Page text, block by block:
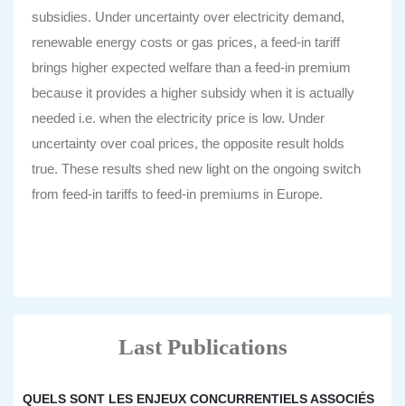
subsidies. Under uncertainty over electricity demand,
renewable energy costs or gas prices, a feed-in tariff
brings higher expected welfare than a feed-in premium
because it provides a higher subsidy when it is actually
needed i.e. when the electricity price is low. Under
uncertainty over coal prices, the opposite result holds
true. These results shed new light on the ongoing switch
from feed-in tariffs to feed-in premiums in Europe.
Last Publications
QUELS SONT LES ENJEUX CONCURRENTIELS ASSOCIÉS